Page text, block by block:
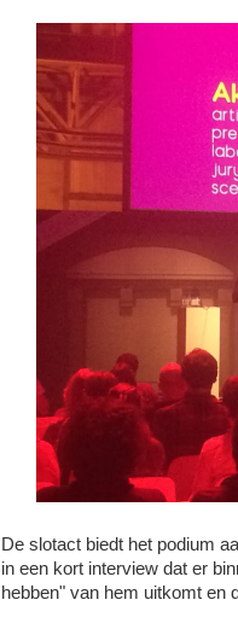
De slotact biedt het podium
in een kort interview dat er
hebben" van hem uitkomt en